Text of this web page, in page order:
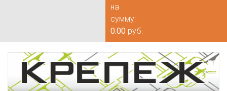
на
сумму:
0.00 руб.